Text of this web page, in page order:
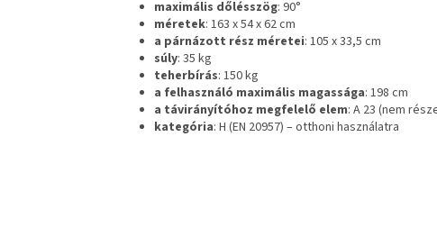
maximális dőlésszög: 90°
méretek: 163 x 54 x 62 cm
a párnázott rész méretei: 105 x 33,5 cm
súly: 35 kg
teherbírás: 150 kg
a felhasználó maximális magassága: 198 cm
a távirányítóhoz megfelelő elem: A 23 (nem
kategória: H (EN 20957) – otthoni használatra